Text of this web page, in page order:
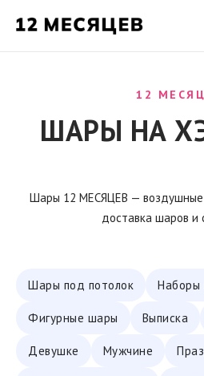
12
ШАРЫ НА
Шары 12 МЕСЯЦЕВ — воздушные
доставка шаров и
Шары под потолок Наборы
Фигурные шары Выписка
Девушке Мужчине